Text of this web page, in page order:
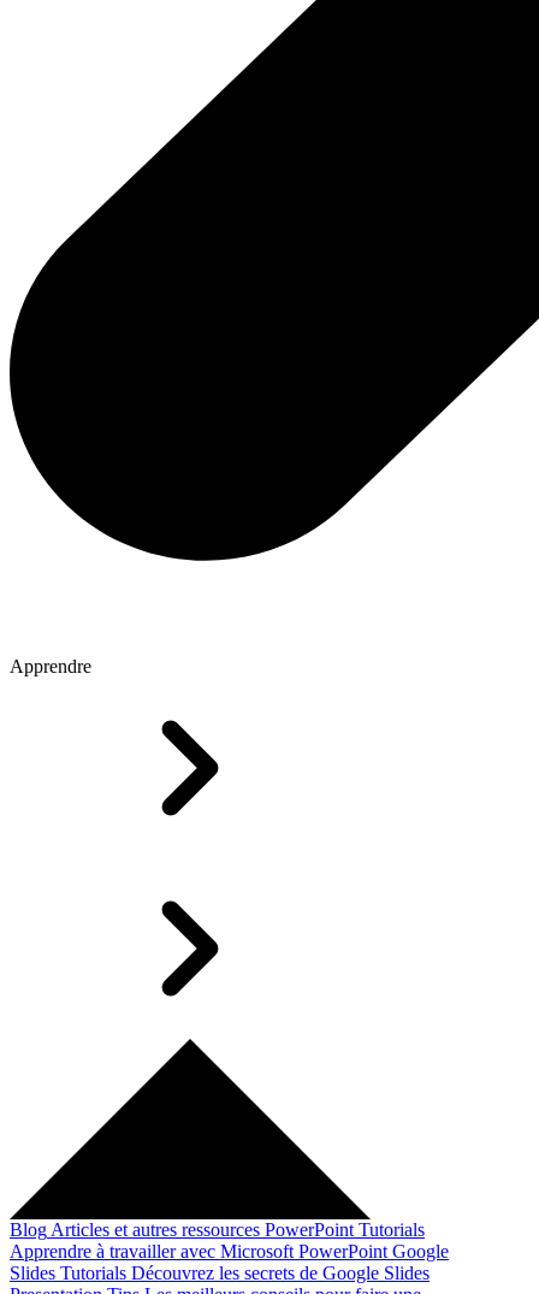
Apprendre
Blog Articles et autres ressources PowerPoint Tutorials
Apprendre à travailler avec Microsoft PowerPoint Google
Slides Tutorials Découvrez les secrets de Google Slides